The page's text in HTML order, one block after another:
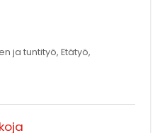
ja tuntityö, Etätyö,